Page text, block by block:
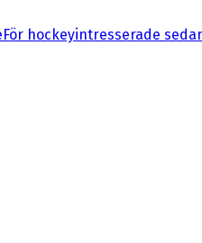
För hockeyintresserade